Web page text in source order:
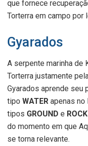
que fornece
Torterra em campo por
Gyarados
A serpente marinha de
Torterra justamente
Gyarados aprende seu
tipo WATER apenas no
tipos GROUND e ROCK
do momento em que
se torna relevante.